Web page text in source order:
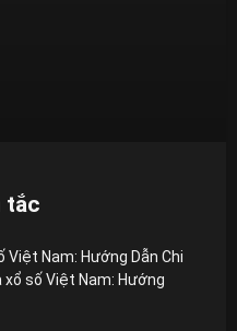
tắc
Việt Nam: Hướng Dẫn Chi
số Việt Nam: Hướng